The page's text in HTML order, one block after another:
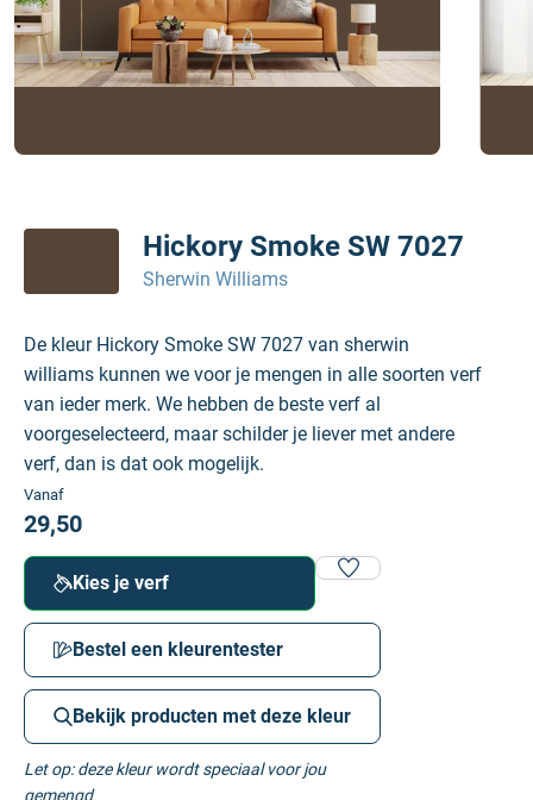
Hickory Smoke SW 7027
Sherwin Williams
De kleur Hickory Smoke SW 7027 van sherwin
williams kunnen we voor je mengen in alle soorten verf
van ieder merk. We hebben de beste verf al
voorgeselecteerd, maar schilder je liever met andere
verf, dan is dat ook mogelijk.
Vanaf
29,50
Kies je verf
Bestel een kleurentester
Bekijk producten met deze kleur
Let op: deze kleur wordt speciaal voor jou
gemengd